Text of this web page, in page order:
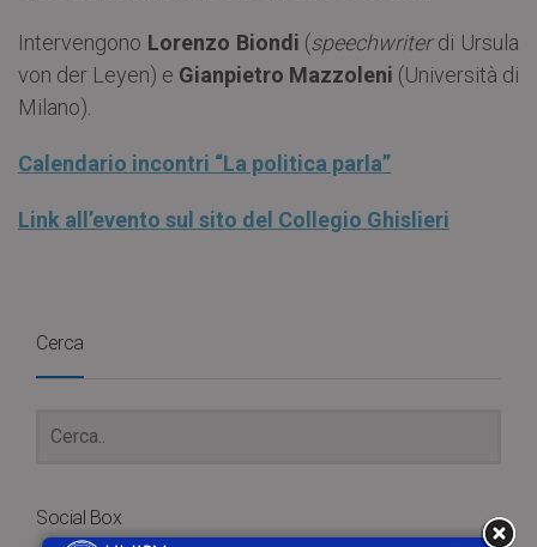
Intervengono Lorenzo Biondi (speechwriterdi Ursula
von der Leyen) e Gianpietro Mazzoleni (Università di
Milano).
Calendario incontri “La politica parla”
Link all’evento sul sito del Collegio Ghislieri
Cerca
Social Box